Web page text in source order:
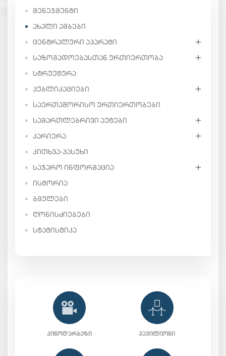
ᲛᲔᲜᲔᲯᲛᲔᲜᲢᲘ
ᲐᲮᲐᲚᲘ ᲐᲛᲑᲔᲑᲘ
ᲪᲔᲜᲢᲠᲐᲚᲣᲠᲘ ᲐᲞᲐᲠᲐᲢᲘ
ᲡᲐᲖᲝᲒᲐᲓᲝᲔᲑᲐᲡᲗᲐᲜ ᲣᲠᲗᲘᲔᲠᲗᲝᲑᲐ
ᲡᲢᲠᲣᲥᲢᲣᲠᲐ
ᲞᲣᲑᲚᲘᲙᲐᲪᲘᲔᲑᲘ
ᲡᲐᲔᲠᲗᲐᲨᲝᲠᲘᲡᲝ ᲣᲠᲗᲘᲔᲠᲗᲝᲑᲔᲑᲘ
ᲡᲐᲛᲐᲠᲗᲚᲔᲑᲠᲘᲕᲘ ᲐᲥᲢᲔᲑᲘ
ᲙᲐᲠᲘᲔᲠᲐ
ᲙᲘᲗᲮᲕᲐ-ᲞᲐᲡᲣᲮᲘ
ᲡᲐᲯᲐᲠᲝ ᲘᲜᲤᲝᲠᲛᲐᲪᲘᲐ
ᲘᲡᲢᲝᲠᲘᲐ
ᲑᲛᲣᲚᲔᲑᲘ
ᲦᲝᲜᲘᲡᲫᲘᲔᲑᲔᲑᲘ
ᲡᲢᲐᲢᲘᲡᲢᲘᲙᲐ
ᲙᲘᲜᲝᲓᲐᲠᲑᲐᲖᲘ ᲞᲐᲕᲘᲚᲘᲝᲜᲘ